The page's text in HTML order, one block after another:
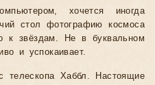
хочется иногда
стол фотографию космоса
к звёздам. Не в буквальном
и успокаивает.
телескопа Хаббл. Настоящие